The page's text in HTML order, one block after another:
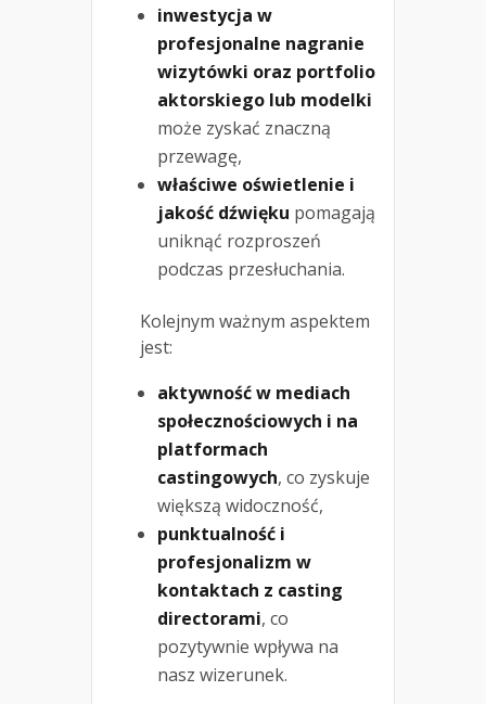
inwestycja w
profesjonalne nagranie
wizytówki oraz portfolio
aktorskiego lub modelki
może zyskać znaczną
przewagę,
właściwe oświetlenie i
jakość dźwięku pomagają
uniknąć rozproszeń
podczas przesłuchania.
Kolejnym ważnym aspektem
jest:
aktywność w mediach
społecznościowych i na
platformach
castingowych, co zyskuje
większą widoczność,
punktualność i
profesjonalizm w
kontaktach z casting
directorami, co
pozytywnie wpływa na
nasz wizerunek.